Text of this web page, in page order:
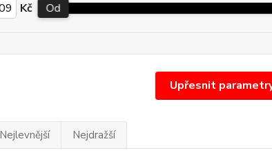
Upřesnit
Kč Od
Nejlevnější Nejdražší